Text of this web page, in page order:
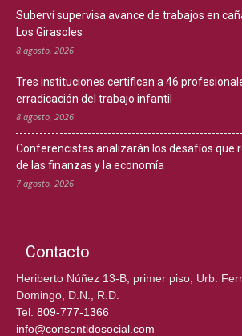
Suberví supervisa avance de trabajos en
Los Girasoles
8 agosto, 2026
Tres instituciones certifican a 46
erradicación del trabajo infantil
8 agosto, 2026
Conferencistas analizarán los desafíos que
de las finanzas y la economía
7 agosto, 2026
Contacto
Heriberto Núñez 13-B, primer piso, Urb.
Domingo, D.N., R.D.
Tel. 809-777-1366
info@consentidosocial.com